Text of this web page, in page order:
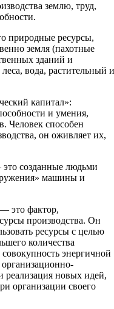
землю, труд,
природные ресурсы,
земля (пахотные
зданий и
вода, растительный и
капитал»:
и умения,
Человек способен
он оживляет их,
созданные людьми
машины и
это фактор,
производства. Он
ресурсы с целью
количества
энергичной
реализация новых идей,
организации своего